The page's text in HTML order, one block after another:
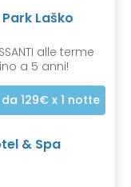
Laško
alle terme
a 5 anni!
da 129€ x 1 notte
& Spa